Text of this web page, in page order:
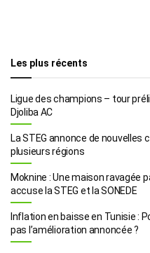
Les plus récents
Ligue des champions – tour
Djoliba AC
La STEG annonce de
plusieurs régions
Moknine : Une maison ravagée
accuse la STEG et la SONEDE
Inflation en baisse en Tunisie :
pas l’amélioration annoncée ?